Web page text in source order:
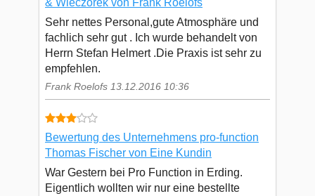
& Wieczorek von Frank Roelofs
Sehr nettes Personal,gute Atmosphäre und
fachlich sehr gut . Ich wurde behandelt von
Herrn Stefan Helmert .Die Praxis ist sehr zu
empfehlen.
Frank Roelofs 13.12.2016 10:36
Bewertung des Unternehmens pro-function
Thomas Fischer von Eine Kundin
War Gestern bei Pro Function in Erding.
Eigentlich wollten wir nur eine bestellte